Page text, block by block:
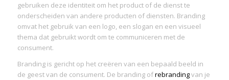
gebruiken deze identiteit om het product of de dienst te
onderscheiden van andere producten of diensten. Branding
omvat het gebruik van een logo, een slogan en een visueel
thema dat gebruikt wordt om te communiceren met de
consument.
Branding is gericht op het creëren van een bepaald beeld in
de geest van de consument. De branding ofrebrandingvan je